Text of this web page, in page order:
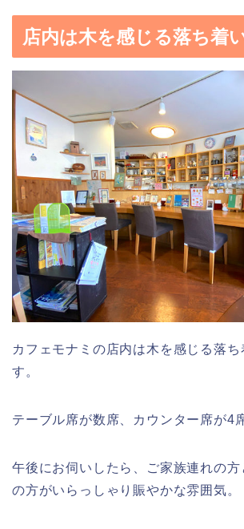
店内は木を感じる落ち着
カフェモナミの店内は木を感じる落
す。
テーブル席が数席、カウンター席が4
午後にお伺いしたら、ご家族連れの
の方がいらっしゃり賑やかな雰囲気。